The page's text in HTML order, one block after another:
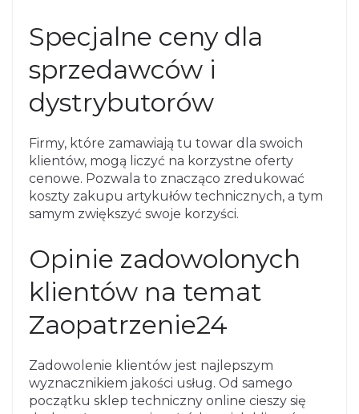
Specjalne ceny dla
sprzedawców i
dystrybutorów
Firmy, które zamawiają tu towar dla swoich
klientów, mogą liczyć na korzystne oferty
cenowe. Pozwala to znacząco zredukować
koszty zakupu artykułów technicznych, a tym
samym zwiększyć swoje korzyści.
Opinie zadowolonych
klientów na temat
Zaopatrzenie24
Zadowolenie klientów jest najlepszym
wyznacznikiem jakości usług. Od samego
początku sklep techniczny online cieszy się